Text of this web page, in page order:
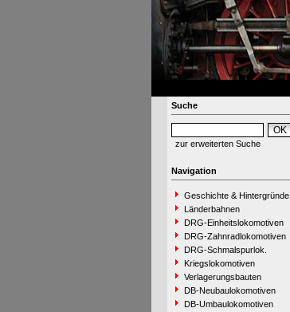
Suche
zur erweiterten Suche
Navigation
Geschichte & Hintergründe
Länderbahnen
DRG-Einheitslokomotiven
DRG-Zahnradlokomotiven
DRG-Schmalspurlok.
Kriegslokomotiven
Verlagerungsbauten
DB-Neubaulokomotiven
DB-Umbaulokomotiven